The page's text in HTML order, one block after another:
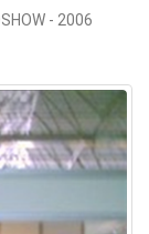
- 2006